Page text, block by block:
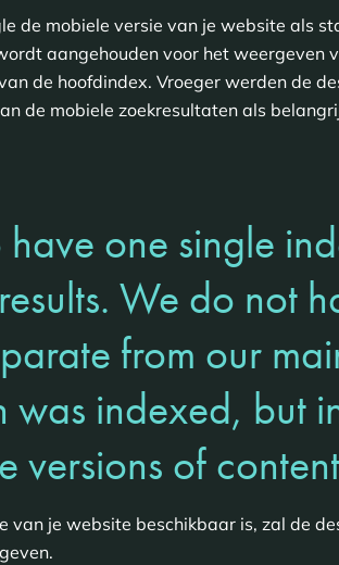
de mobiele versie van je website als
aangehouden voor het weergeven
de hoofdindex. Vroeger werden de
de mobiele zoekresultaten als
one single
We do not
from our
was indexed, but
versions of
van je website beschikbaar is, zal de